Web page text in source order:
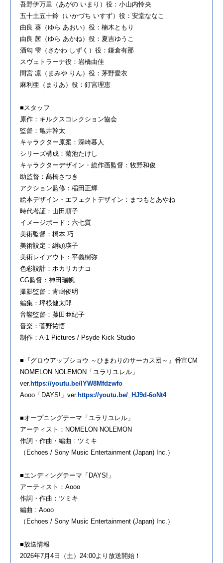
吾野伊万里（あがの いまり）役：小山内怜央
五十土五十鈴（いかづち いすず）役：安堂ななこ
由良 葵（ゆら あおい）役：楠木ともり
由良 茜（ゆら あかね）役：夏吉ゆうこ
酒匂 雫（さかわ しずく）役：鎌倉有那
スヴェトラーナ役：岩橋由佳
間宮 凛（まみや りん）役：茅野愛衣
麻利亜（まりあ）役：釘宮理恵
■スタッフ
原作：キルクスコレクション協会
監督：亀井幹太
キャラクター原案：深崎暮人
シリーズ構成：菊池たけし
キャラクターデザイン・総作画監督：牧野和俊
助監督：髙橋さつき
アクション監修：稲田正輝
絵本デザイン・エフェクトデザイン：まつもとあやね
時代考証：山田順子
イメージボード：六七質
美術監督：橋本 巧
美術設定：綱頭瑛子
美術レイアウト：平義樹弥
色彩設計：ホカリカナコ
CG監督：神田瑞帆
撮影監督：青嶋俊明
編集：坪根健太郎
音響監督：藤田亜紀子
音楽：菅野祐悟
制作：A-1 Pictures / Psyde Kick Studio
■『グロウアップショウ ～ひまわりのサーカス団～』番宣CM
NOMELON NOLEMON「ユラリユレル」
ver. https://youtu.be/IYW8Mfdzwfo
Aooo「DAYS!」ver. https://youtu.be/_HJ9d-6oNt4
■オープニングテーマ「ユラリユレル」
アーティスト：NOMELON NOLEMON
作詞・作曲・編曲 : ツミキ
（Echoes / Sony Music Entertainment (Japan) Inc.）
■エンディングテーマ「DAYS!」
アーティスト：Aooo
作詞・作曲：ツミキ
編曲 : Aooo
（Echoes / Sony Music Entertainment (Japan) Inc.）
■放送情報
2026年7月4日（土）24:00より放送開始！